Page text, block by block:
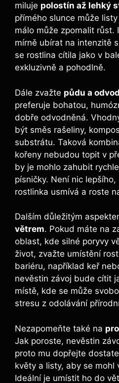
miluje polostín až lehký
přímého slunce může
málo může zpomalit růst.
mírně ubírat na intenzitě
se rostlina cítila jako v
exkluzivně a pohodlně.
Dále zvažte půdu a
preferuje bohatou,
dobře odvodněná.
být směs rašeliny,
substrátu. Taková
kořeny nebudou topit v
by je mohlo zahubit
písničky. Není nic
rostlinka usmívá a roste
Dalším důležitým
větrem. Pokud máte na
oblast, kde silné poryvy
život, zvažte umístění
bariéru, například keř
nevěstin závoj bude cítit
místě, kde se může
stresu z odolávání
Nezapomeňte také na
Jak poroste, nevěstin
proto mu dopřejte
květy a listy, aby se mohl
Ideální je umístit ho do